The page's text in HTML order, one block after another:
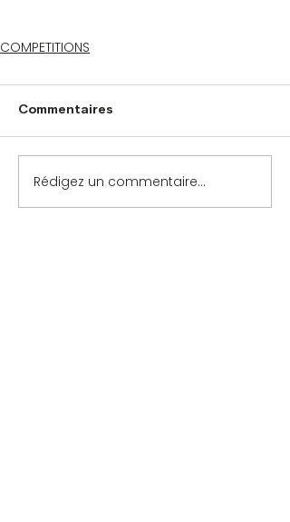
COMPETITIONS
Commentaires
Rédigez un commentaire...